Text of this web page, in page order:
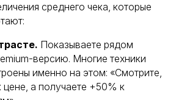
среднего чека, которые
Показываете рядом
версию. Многие техники
именно на этом: «Смотрите,
цене, а получаете +50% к